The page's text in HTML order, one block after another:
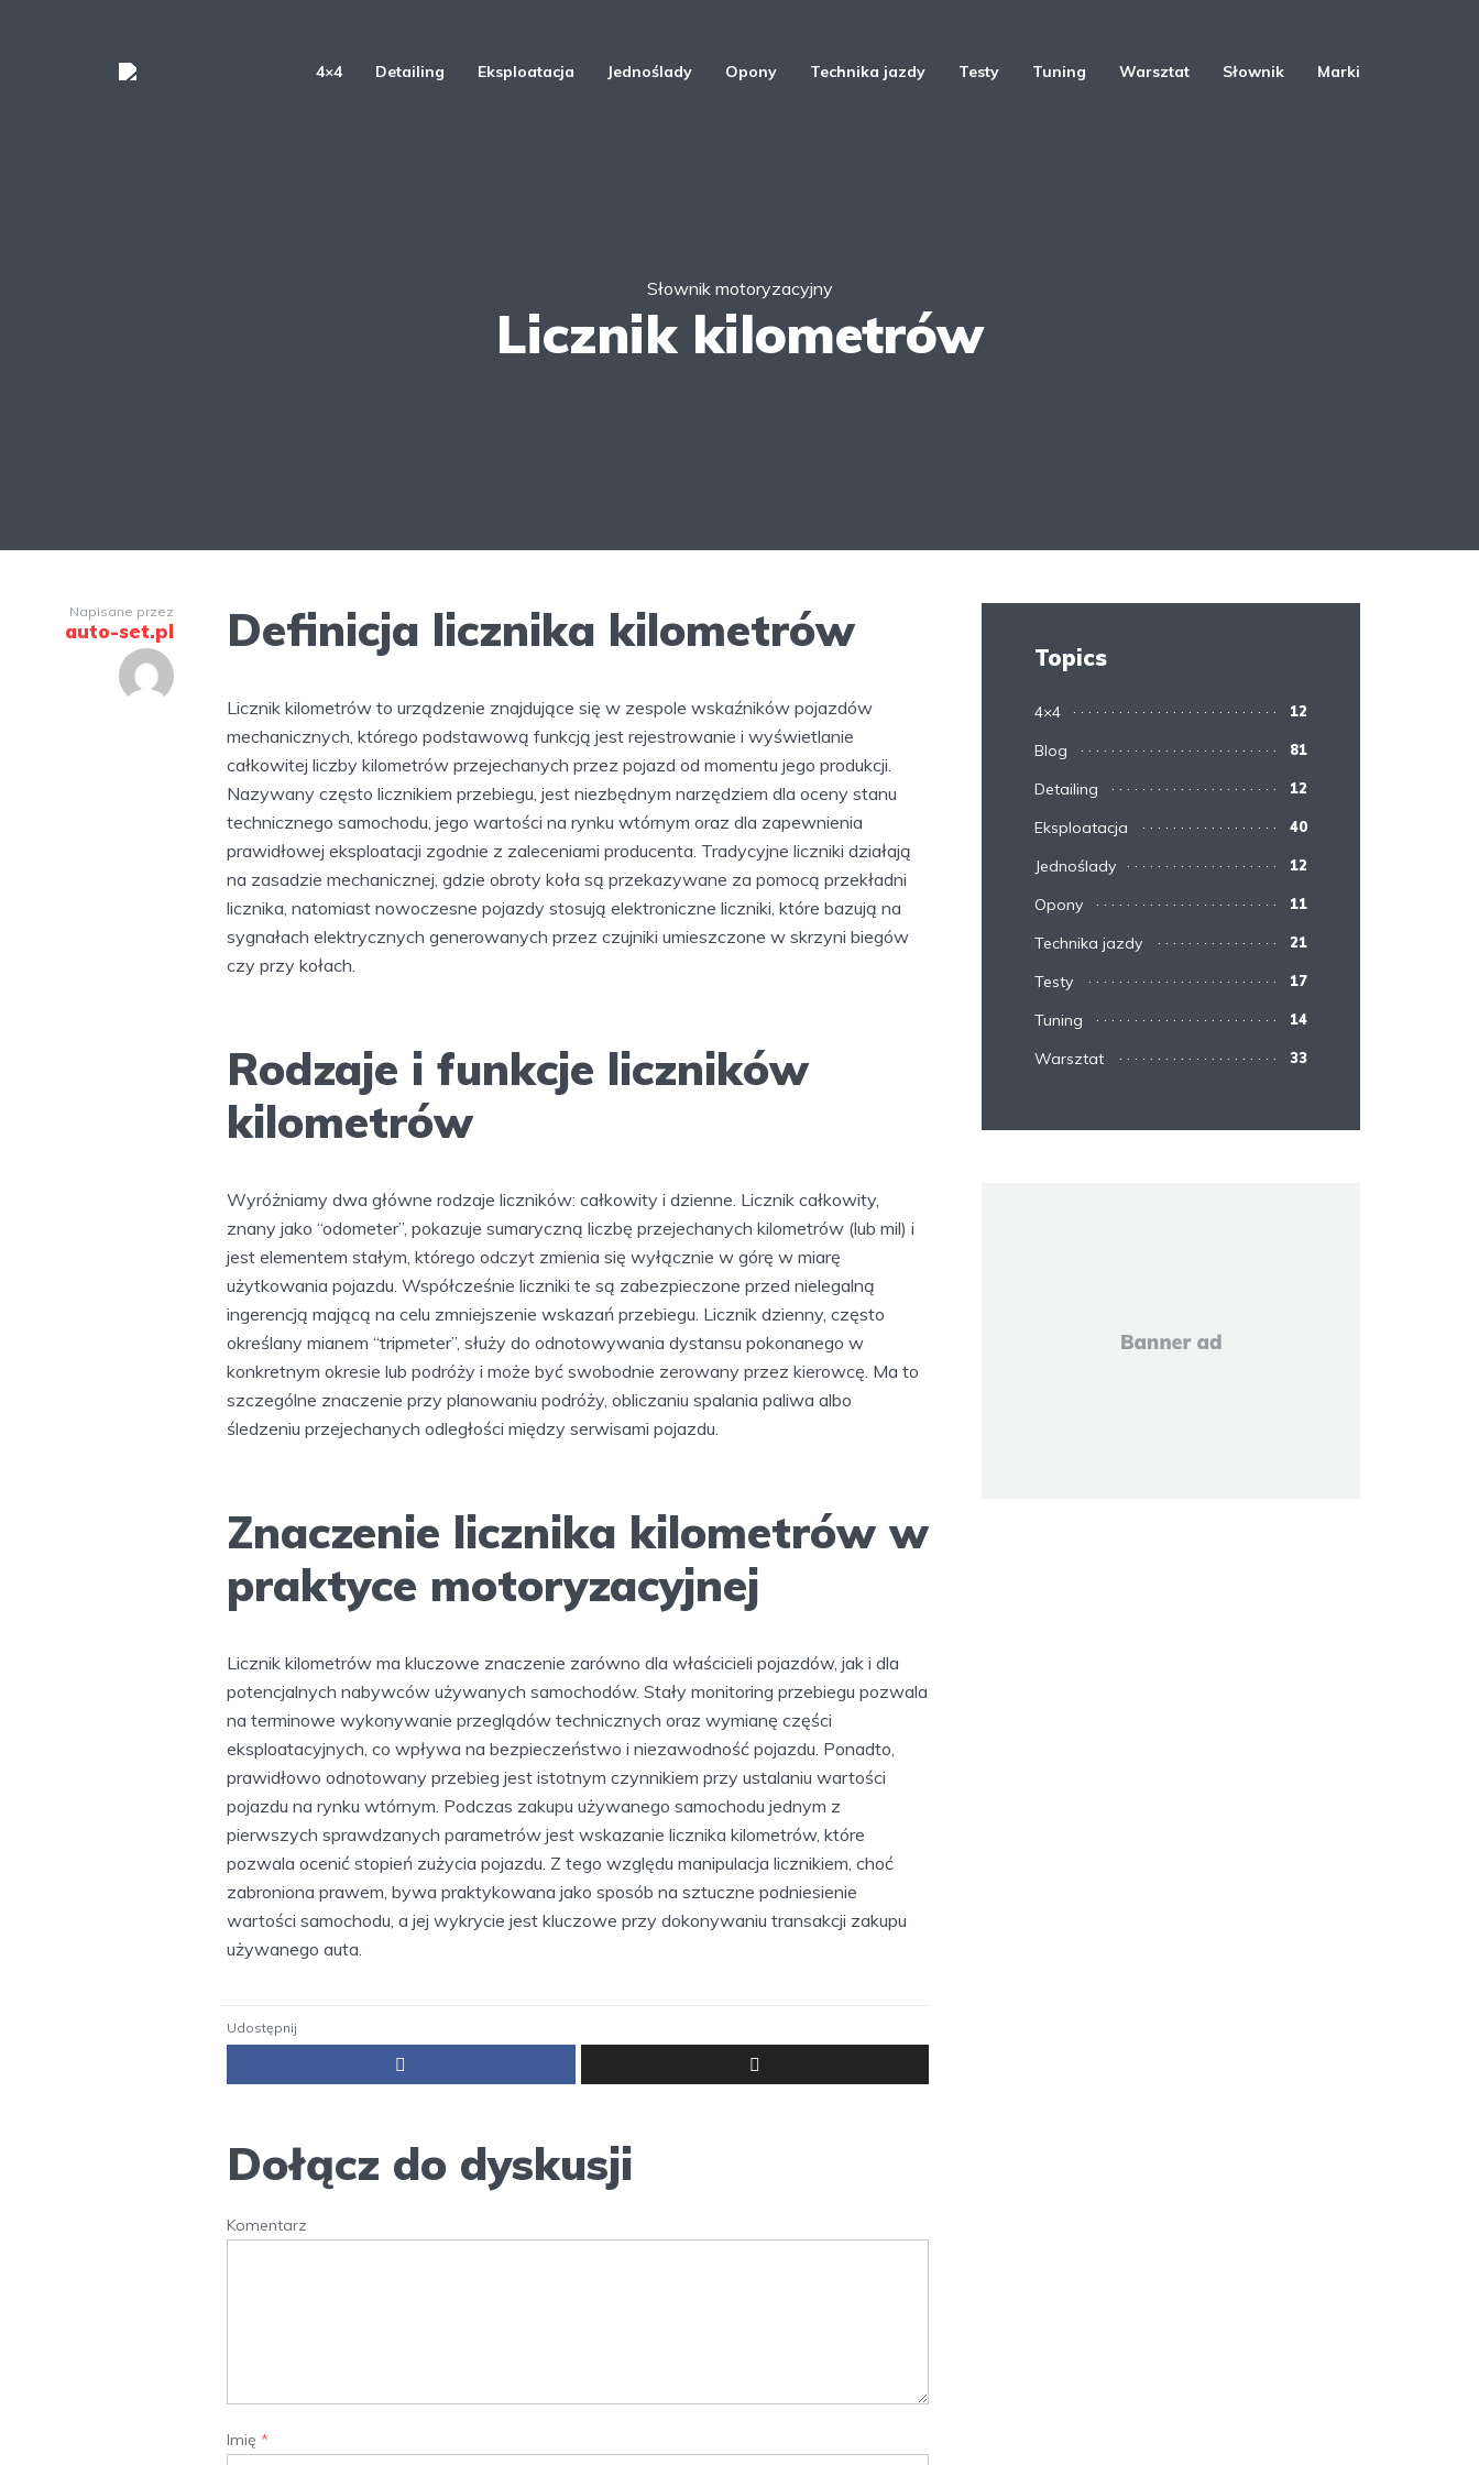
4×4 Detailing Eksploatacja Jednoślady Opony Technika jazdy Testy Tuning Warsztat Słownik Marki
Słownik motoryzacyjny
Licznik kilometrów
Napisane przez
auto-set.pl Definicja licznika kilometrów
Licznik kilometrów to urządzenie znajdujące się w zespole wskaźników pojazdów
mechanicznych, którego podstawową funkcją jest rejestrowanie i wyświetlanie
całkowitej liczby kilometrów przejechanych przez pojazd od momentu jego produkcji.
Nazywany często licznikiem przebiegu, jest niezbędnym narzędziem dla oceny stanu
technicznego samochodu, jego wartości na rynku wtórnym oraz dla zapewnienia
prawidłowej eksploatacji zgodnie z zaleceniami producenta. Tradycyjne liczniki działają
na zasadzie mechanicznej, gdzie obroty koła są przekazywane za pomocą przekładni
licznika, natomiast nowoczesne pojazdy stosują elektroniczne liczniki, które bazują na
sygnałach elektrycznych generowanych przez czujniki umieszczone w skrzyni biegów
czy przy kołach.
Rodzaje i funkcje liczników
kilometrów
Wyróżniamy dwa główne rodzaje liczników: całkowity i dzienne. Licznik całkowity,
znany jako “odometer”, pokazuje sumaryczną liczbę przejechanych kilometrów (lub mil) i
jest elementem stałym, którego odczyt zmienia się wyłącznie w górę w miarę
użytkowania pojazdu. Współcześnie liczniki te są zabezpieczone przed nielegalną
ingerencją mającą na celu zmniejszenie wskazań przebiegu. Licznik dzienny, często
określany mianem “tripmeter”, służy do odnotowywania dystansu pokonanego w
konkretnym okresie lub podróży i może być swobodnie zerowany przez kierowcę. Ma to
szczególne znaczenie przy planowaniu podróży, obliczaniu spalania paliwa albo
śledzeniu przejechanych odległości między serwisami pojazdu.
Znaczenie licznika kilometrów w
praktyce motoryzacyjnej
Licznik kilometrów ma kluczowe znaczenie zarówno dla właścicieli pojazdów, jak i dla
potencjalnych nabywców używanych samochodów. Stały monitoring przebiegu pozwala
na terminowe wykonywanie przeglądów technicznych oraz wymianę części
eksploatacyjnych, co wpływa na bezpieczeństwo i niezawodność pojazdu. Ponadto,
prawidłowo odnotowany przebieg jest istotnym czynnikiem przy ustalaniu wartości
pojazdu na rynku wtórnym. Podczas zakupu używanego samochodu jednym z
pierwszych sprawdzanych parametrów jest wskazanie licznika kilometrów, które
pozwala ocenić stopień zużycia pojazdu. Z tego względu manipulacja licznikiem, choć
zabroniona prawem, bywa praktykowana jako sposób na sztuczne podniesienie
wartości samochodu, a jej wykrycie jest kluczowe przy dokonywaniu transakcji zakupu
używanego auta.
Udostępnij
Dołącz do dyskusji
Komentarz
Imię *
Topics
4×4 12
Blog 81
Detailing 12
Eksploatacja 40
Jednoślady 12
Opony 11
Technika jazdy 21
Testy 17
Tuning 14
Warsztat 33